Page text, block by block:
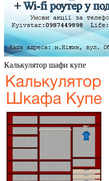
Калькулятор шафи купе